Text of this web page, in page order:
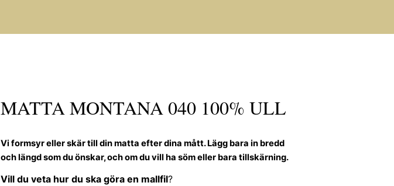
MATTA MONTANA 040 100% ULL
Vi formsyr eller skär till din matta efter dina mått. Lägg bara in bredd
och längd som du önskar, och om du vill ha söm eller bara tillskärning.
Vill du veta hur du ska göra en mallfil?